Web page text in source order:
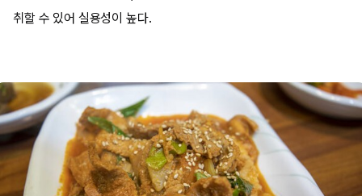
취할 수 있어 실용성이 높다.